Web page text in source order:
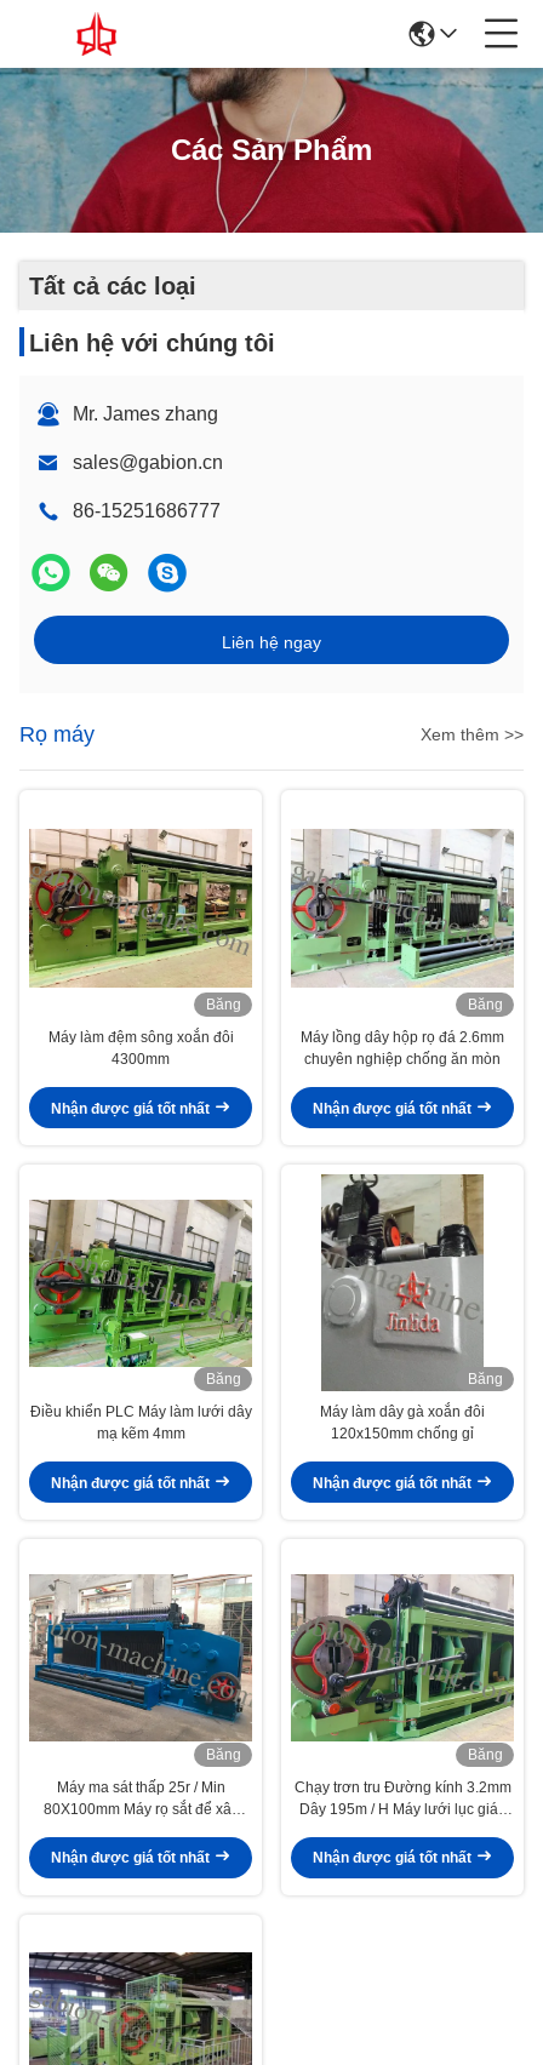
Các Sản Phẩm
Tất cả các loại
Liên hệ với chúng tôi
Mr. James zhang
sales@gabion.cn
86-15251686777
Liên hệ ngay
Rọ máy Xem thêm >>
Băng
hình
Máy làm đệm sông xoắn đôi
4300mm
Nhận được giá tốt nhất
Băng
hình
Máy lồng dây hộp rọ đá 2.6mm
chuyên nghiệp chống ăn mòn
Nhận được giá tốt nhất
Băng
hình
Điều khiển PLC Máy làm lưới dây
mạ kẽm 4mm
Nhận được giá tốt nhất
Băng
hình
Máy làm dây gà xoắn đôi
120x150mm chống gỉ
Nhận được giá tốt nhất
Băng
hình
Máy ma sát thấp 25r / Min
80X100mm Máy rọ sắt để xây
Nhận được giá tốt nhất
Băng
hình
Chạy trơn tru Đường kính 3.2mm
Dây 195m / H Máy lưới lục giác
Nhận được giá tốt nhất